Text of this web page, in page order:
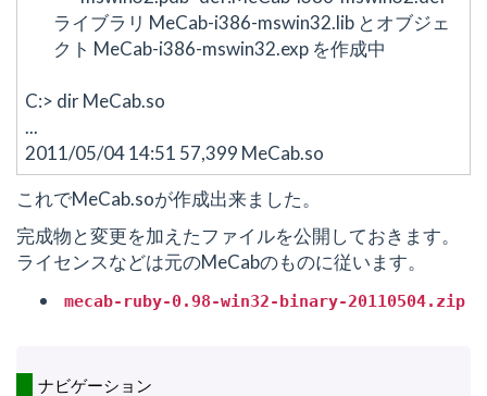
ライブラリ MeCab-i386-mswin32.lib とオブジェ
クト MeCab-i386-mswin32.exp を作成中
C:> dir MeCab.so
...
2011/05/04 14:51 57,399 MeCab.so
これでMeCab.soが作成出来ました。
完成物と変更を加えたファイルを公開しておきます。
ライセンスなどは元のMeCabのものに従います。
mecab-ruby-0.98-win32-binary-20110504.zip
ナビゲーション